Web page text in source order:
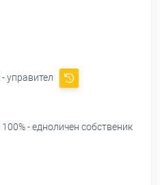
- управител
100% - едноличен собственик